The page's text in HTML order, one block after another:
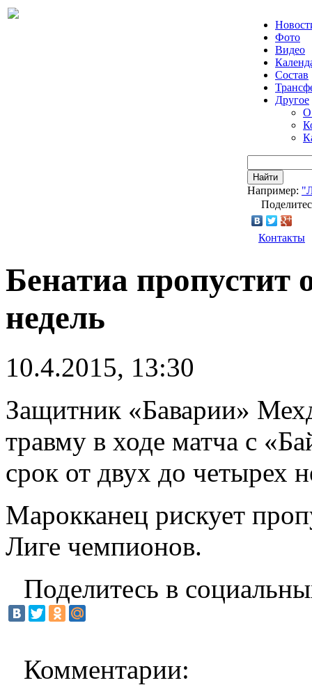
Фото
Видео
Состав
Другое
О
Найти
Например:
Контакты
Бенатиа пропустит
недель
10.4.2015, 13:30
Защитник «Баварии»
травму в ходе матча с
срок от двух до четырех
Марокканец рискует
Лиге чемпионов.
Поделитесь в
Комментарии: